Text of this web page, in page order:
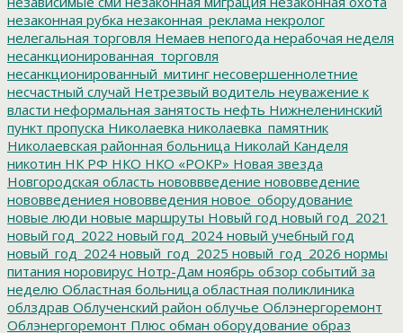
незаконная рубка незаконная_реклама некролог
нелегальная торговля Немаев непогода нерабочая неделя
несанкционированная_торговля
несанкционированный_митинг несовершеннолетние
несчастный случай Нетрезвый водитель неуважение к
власти неформальная занятость нефть Нижнеленинский
пункт пропуска Николаевка николаевка_памятник
Николаевская районная больница Николай Канделя
никотин НК РФ НКО НКО «РОКР» Новая звезда
Новгородская область нововвведение нововведение
нововведениея нововведения новое_оборудование
новые люди новые маршруты Новый год новый год_2021
новый год_2022 новый год_2024 новый учебный год
новый_год_2024 новый_год_2025 новый_год_2026 нормы
питания норовирус Нотр-Дам ноябрь обзор событий за
неделю Областная больница областная поликлиника
облздрав Облученский район облучье Облэнергоремонт
Облэнергоремонт Плюс обман оборудование образ